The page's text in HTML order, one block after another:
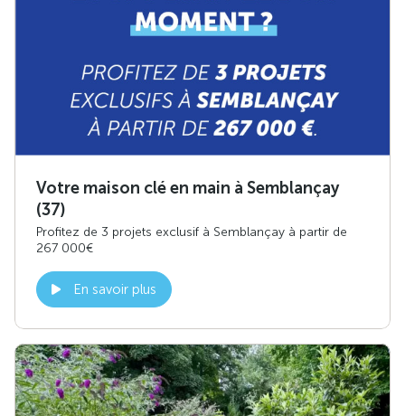
Votre maison clé en main à Semblançay
(37)
Profitez de 3 projets exclusif à Semblançay à partir de
267 000€
En savoir plus